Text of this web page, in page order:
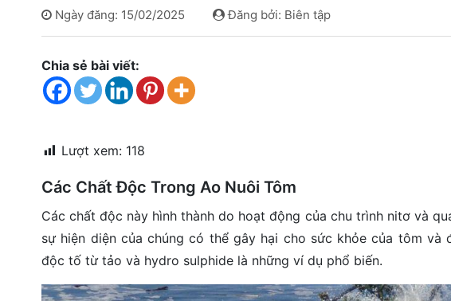
Ventek
Ngày đăng: 15/02/2025 Đăng bởi: Biên tập
Chia sẻ bài viết:
Lượt xem: 118
Các Chất Độc Trong Ao Nuôi Tôm
Các chất độc này hình thành do hoạt động của chu trình nitơ và
sự hiện diện của chúng có thể gây hại cho sức khỏe của tôm
độc tố từ tảo và hydro sulphide là những ví dụ phổ biến.